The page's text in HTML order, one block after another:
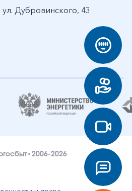
ул. Дубровинского, 43
2006-2026